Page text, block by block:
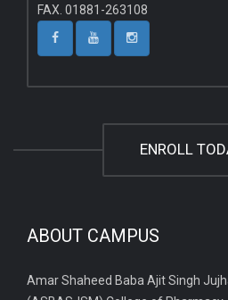
FAX. 01881-263108
ENROLL
ABOUT CAMPUS
Amar Shaheed Baba Ajit Singh